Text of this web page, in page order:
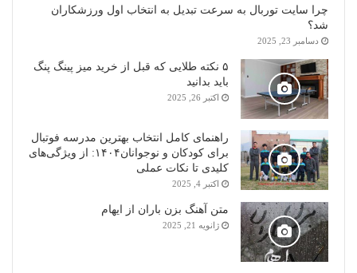
چرا سایت توربال به ‌سرعت تبدیل به انتخاب اول ورزشکاران
شد؟
دسامبر 23, 2025
۵ نکته طلایی که قبل از خرید میز پینگ پنگ
باید بدانید
اکتبر 26, 2025
راهنمای کامل انتخاب بهترین مدرسه فوتبال
برای کودکان و نوجوانان۱۴۰۴: از ویژگی‌های
کلیدی تا نکات عملی
اکتبر 4, 2025
متن آهنگ بزن باران از ایهام
ژانویه 21, 2025